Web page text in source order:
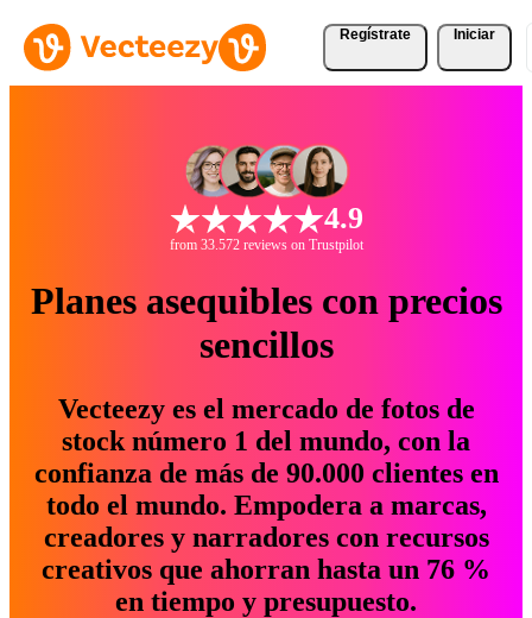
Regístrate Iniciar
4.9
from 33.572 reviews on Trustpilot
Planes asequibles con precios
sencillos
Vecteezy es el mercado de fotos de
stock número 1 del mundo, con la
confianza de más de 90.000 clientes en
todo el mundo. Empodera a marcas,
creadores y narradores con recursos
creativos que ahorran hasta un 76 %
en tiempo y presupuesto.